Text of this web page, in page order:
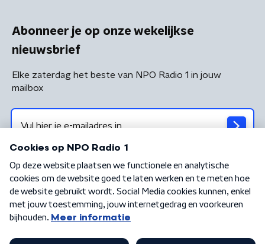
Abonneer je op onze wekelijkse
nieuwsbrief
Elke zaterdag het beste van NPO Radio 1 in jouw
mailbox
Algemene voorwaarden